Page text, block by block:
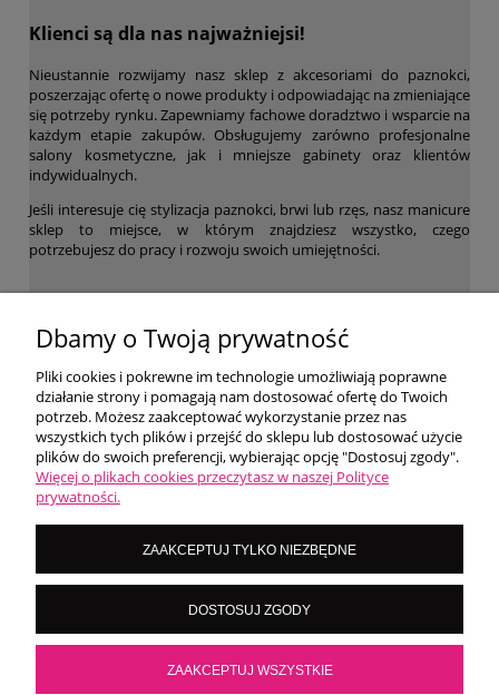
Klienci są dla nas najważniejsi!
Nieustannie rozwijamy nasz sklep z akcesoriami do paznokci,
poszerzając ofertę o nowe produkty i odpowiadając na zmieniające
się potrzeby rynku. Zapewniamy fachowe doradztwo i wsparcie na
każdym etapie zakupów. Obsługujemy zarówno profesjonalne
salony kosmetyczne, jak i mniejsze gabinety oraz klientów
indywidualnych.
Jeśli interesuje cię stylizacja paznokci, brwi lub rzęs, nasz manicure
sklep to miejsce, w którym znajdziesz wszystko, czego
potrzebujesz do pracy i rozwoju swoich umiejętności.
WARUNKI ZAKUPÓW
MOJE KONTO
O NAS
LoversNails Paulina Wiktorowicz | Brzozowa 7, 05-300 Targówka, woj
mazowieckie | NIP: 8222395546
Kontakt pn - pt: 8:00 - 16:00 |
536 028 532
POKAŻ PEŁNĄ WERSJĘ STRONY
Dbamy o Twoją prywatność
Pliki cookies i pokrewne im technologie umożliwiają poprawne
działanie strony i pomagają nam dostosować ofertę do Twoich
potrzeb. Możesz zaakceptować wykorzystanie przez nas
wszystkich tych plików i przejść do sklepu lub dostosować użycie
plików do swoich preferencji, wybierając opcję "Dostosuj zgody".
Więcej o plikach cookies przeczytasz w naszej Polityce
prywatności.
ZAAKCEPTUJ TYLKO NIEZBĘDNE
DOSTOSUJ ZGODY
ZAAKCEPTUJ WSZYSTKIE